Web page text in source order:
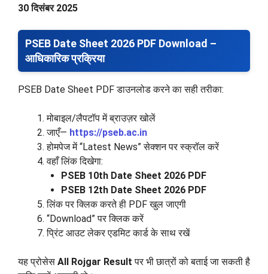
30 दिसंबर 2025
PSEB Date Sheet 2026 PDF Download –
आधिकारिक प्रक्रिया
PSEB Date Sheet PDF डाउनलोड करने का सही तरीका:
मोबाइल/लैपटॉप में ब्राउज़र खोलें
जाएँ— https://pseb.ac.in
होमपेज में “Latest News” सेक्शन पर स्क्रॉल करें
वहाँ लिंक दिखेगा:
PSEB 10th Date Sheet 2026 PDF
PSEB 12th Date Sheet 2026 PDF
लिंक पर क्लिक करते ही PDF खुल जाएगी
“Download” पर क्लिक करें
प्रिंट आउट लेकर एडमिट कार्ड के साथ रखें
यह प्रोसेस All Rojgar Result पर भी छात्रों को बताई जा सकती है